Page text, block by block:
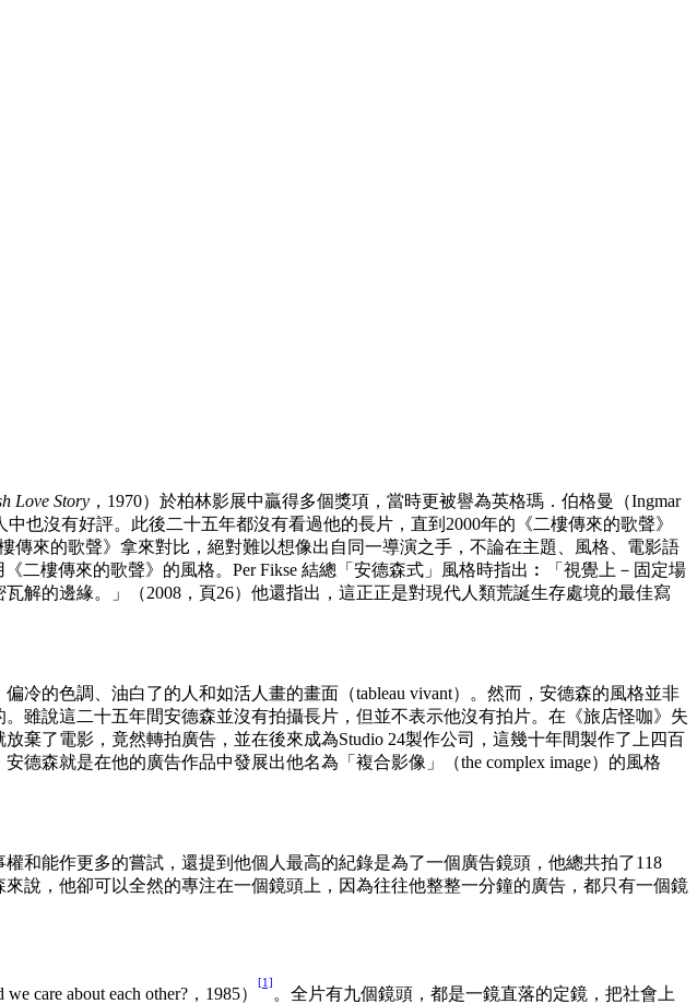
Love Story ，1970）於柏林影展中贏得多個獎項，當時更被譽為英格瑪．伯格曼（Ingmar
中也沒有好評。此後二十五年都沒有看過他的長片，直到2000年的《二樓傳來的歌聲》
來的歌聲》拿來對比，絕對難以想像出自同一導演之手，不論在主題、風格、電影語
《二樓傳來的歌聲》的風格。Per Fikse 結總「安德森式」風格時指出︰「視覺上－固定場
解的邊緣。」（2008，頁26）他還指出，這正正是對現代人類荒誕生存處境的最佳寫
的色調、油白了的人和如活人畫的畫面（tableau vivant）。然而，安德森的風格並非
雖說這二十五年間安德森並沒有拍攝長片，但並不表示他沒有拍片。在《旅店怪咖》失
棄了電影，竟然轉拍廣告，並在後來成為Studio 24製作公司，這幾十年間製作了上四百
森就是在他的廣告作品中發展出他名為「複合影像」（the complex image）的風格
和能作更多的嘗試，還提到他個人最高的紀錄是為了一個廣告鏡頭，他總共拍了118
說，他卻可以全然的專注在一個鏡頭上，因為往往他整整一分鐘的廣告，都只有一個鏡
care about each other?，1985）
[1]
。全片有九個鏡頭，都是一鏡直落的定鏡，把社會上